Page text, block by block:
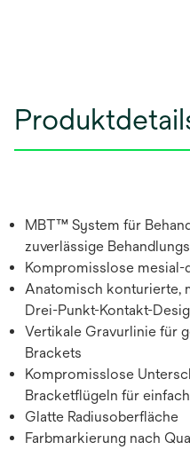
MBT™ System für
zuverlässige
Kompromisslose mesial-
Anatomisch konturierte,
Drei-Punkt-Kontakt-
Vertikale Gravurlinie für
Brackets
Kompromisslose
Bracketflügeln für
Glatte Radiusoberfläche
Farbmarkierung nach